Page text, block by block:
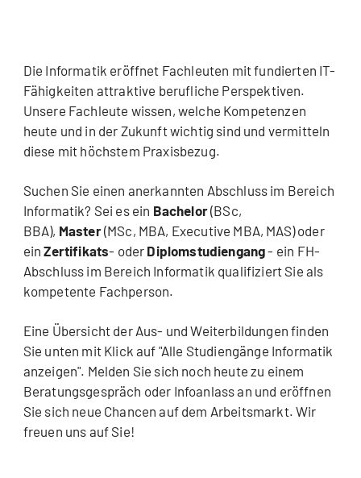
Die Informatik eröffnet Fachleuten mit fundierten IT-
Fähigkeiten attraktive berufliche Perspektiven.
Unsere Fachleute wissen, welche Kompetenzen
heute und in der Zukunft wichtig sind und vermitteln
diese mit höchstem Praxisbezug.
Suchen Sie einen anerkannten Abschluss im Bereich
Informatik? Sei es ein Bachelor(BSc,
BBA), Master(MSc, MBA, Executive MBA, MAS) oder
einZertifikats- oder Diplomstudiengang- ein FH-
Abschluss im Bereich Informatik qualifiziert Sie als
kompetente Fachperson.
Eine Übersicht der Aus- und Weiterbildungen finden
Sie unten mit Klick auf "Alle Studiengänge Informatik
anzeigen". Melden Sie sich noch heute zu einem
Beratungsgespräch oder Infoanlass an und eröffnen
Sie sich neue Chancen auf dem Arbeitsmarkt. Wir
freuen uns auf Sie!